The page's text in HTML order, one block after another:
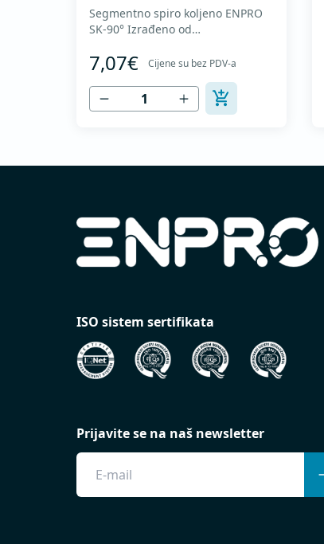
Segmentno spiro koljeno ENPRO
SK-90° Izrađeno od
lima DX51D + Z275 za hladno
oblikovanje. U skladu sa
standardima MEST EN 1506 I
MEST EN 12237.
7,07€ Cijene su bez PDV-a
ISO sistem sertifikata
Prijavite se na naš newsletter